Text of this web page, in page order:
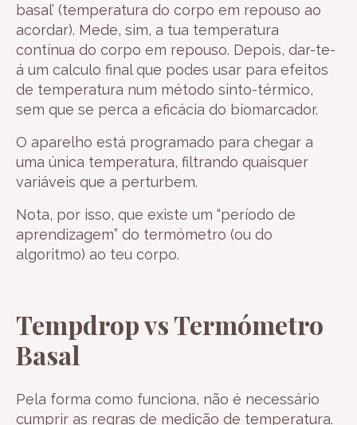
basal’ (temperatura do corpo em repouso ao
acordar). Mede, sim, a tua temperatura
contínua do corpo em repouso. Depois, dar-te-
á um calculo final que podes usar para efeitos
de temperatura num método sinto-térmico,
sem que se perca a eficácia do biomarcador.
O aparelho está programado para chegar a
uma única temperatura, filtrando quaisquer
variáveis que a perturbem.
Nota, por isso, que existe um “período de
aprendizagem” do termómetro (ou do
algoritmo) ao teu corpo.
Tempdrop vs Termómetro
Basal
Pela forma como funciona, não é necessário
cumprir as regras de medição de temperatura.